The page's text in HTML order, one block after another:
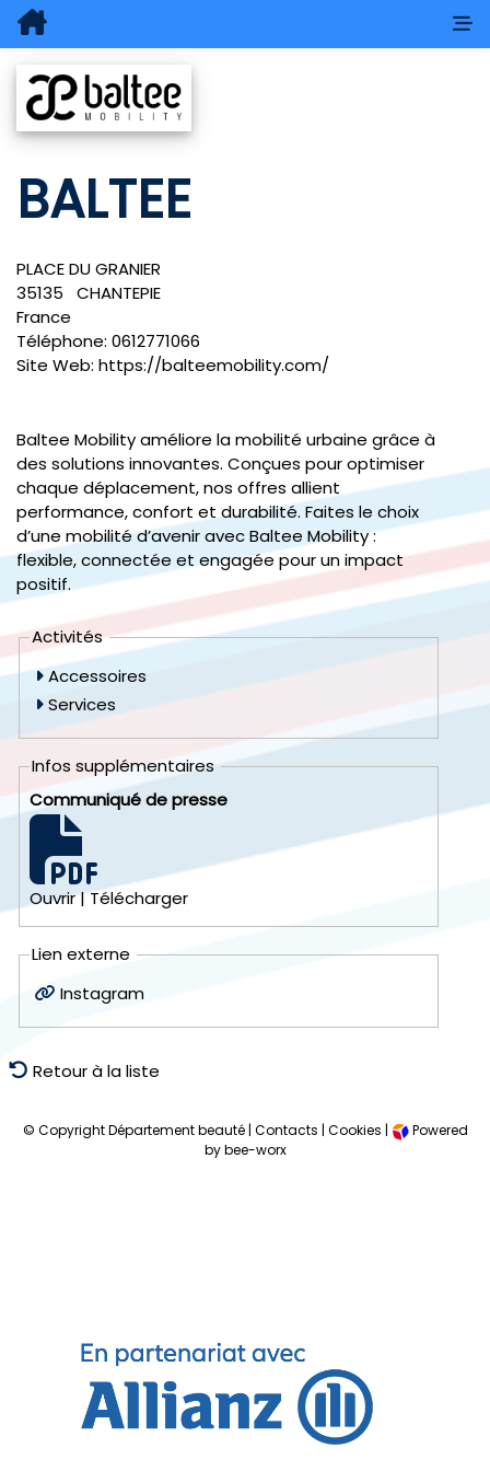
BALTEE
PLACE DU GRANIER
35135
CHANTEPIE
France
Téléphone: 0612771066
Site Web: https://balteemobility.com/
Baltee Mobility améliore la mobilité urbaine grâce à
des solutions innovantes. Conçues pour optimiser
chaque déplacement, nos offres allient
performance, confort et durabilité. Faites le choix
d’une mobilité d’avenir avec Baltee Mobility :
flexible, connectée et engagée pour un impact
positif.
Activités
Accessoires
Services
Infos supplémentaires
Communiqué de presse
Ouvrir|Télécharger
Lien externe
Instagram
Retour à la liste
© Copyright Département beauté | Contacts | Cookies |
Powered
by bee-worx